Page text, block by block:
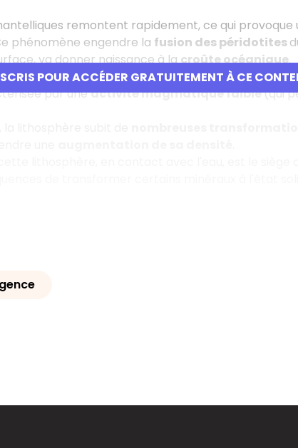
POUR ACCÉDER GRATUITEMENT À CE
remontent rapidement, ce qui provoque
phénomène engendre la fusion des péridotites
va donner naissance à lacroûte océanique.
magmatique est plus ou moins intense. Ainsi,
par uneactivité magmatique faible(qui